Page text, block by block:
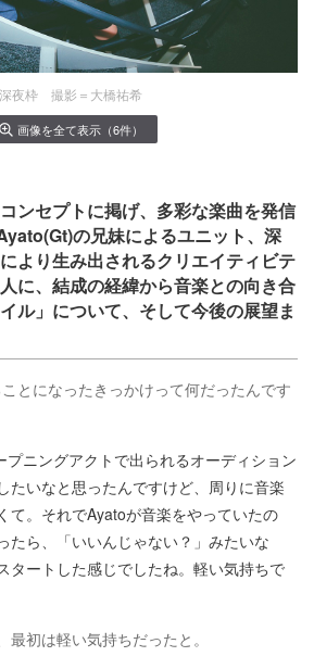
深夜枠 撮影＝大橋祐希
画像を全て表示（6件）
ンセプトに掲げ、多彩な楽曲を発信
の兄妹によるユニット、深
より生み出されるクリエイティビテ
に、結成の経緯から音楽との向き合
ル」について、そして今後の展望ま
とになったきっかけって何だったんです
プニングアクトで出られるオーディション
たいなと思ったんですけど、周りに音楽
て。それでAyatoが音楽をやっていたの
たら、「いいんじゃない？」みたいな
タートした感じでしたね。軽い気持ちで
初は軽い気持ちだったと。